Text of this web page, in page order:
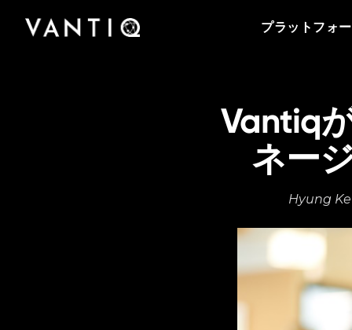
プラットフォ
Vantiqは、リアルタイムのインテリジェントシ
事業内容
パートナー
Vantiqを支えるチームをご紹介いたします。私
Vantiqのポッドキャストをはじめとする導入事
例、プレスリリースまで、お役立ち資料をご覧
Vantiq
ネー
Hyung